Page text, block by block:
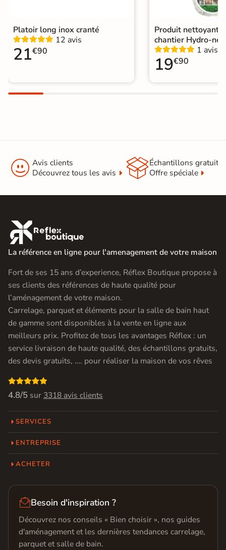
Platoir long inox cranté
12 avis
21€90
Produit nettoyant
chantier Hydro-net
1 avis
19€90
 Avis clients
Découvrez tous les avis
Échantillons gratuit
Offre spéciale

La référence en ligne pour l'amenagement de votre maison
Fort de ses 15 ans d’experience, Réflex Boutique propose à
ses clients des références de haute qualité pour
l’aménagement de votre maison.
Carrelage, parquet et éléments pour la salle de bain haut
de gamme sont disponibles à la vente en ligne aux
meilleurs prix. Profitez de tous les avantages Réflex : un
service livraison de haute qualité, des échantillons gratuits,
des devis gratuits, …. pour réaliser la maison de vos rêves

4.8/5 sur 3318 avis clients
SERVICES
ENTREPRISE
ACHETER
Besoin d'inspiration ?
Découvrez nos conseils « Bien choisir », nos guides
d'aménagement et les dernières tendances carrelage,
parquet et salle de bain.